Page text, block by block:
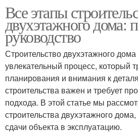
Все этапы
двухэтажного дома:
руководство
Строительство двухэтажного
увлекательный процесс, который
планирования и внимания к
строительства важен и требует
подхода. В этой статье мы
строительства двухэтажного
сдачи объекта в эксплуатацию.